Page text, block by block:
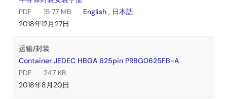
PDF
15.77 MB English , 日本語
2018年12月27日
运输/封装
Container JEDEC HBGA 625pin PRBG0625FB-A
PDF
247 KB
2018年8月20日